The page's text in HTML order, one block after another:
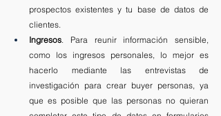
prospectos existentes y tu base de datos de
clientes.
Ingresos . Para reunir información sensible,
como los ingresos personales, lo mejor es
hacerlo mediante las entrevistas de
investigación para crear buyer personas, ya
que es posible que las personas no quieran